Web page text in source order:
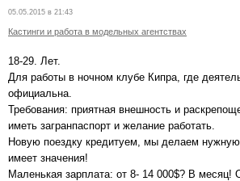
05.05.2015 в 21:43
Кастинги и работа в модельных агентствах
18-29. Лет.
Для работы в ночном клубе Кипра, где
официальна.
Требования: приятная внешность и
иметь загранпаспорт и желание работать.
Новую поездку кредитуем, мы делаем нужную
имеет значения!
Маленькая зарплата: от 8- 14 000$? В месяц!